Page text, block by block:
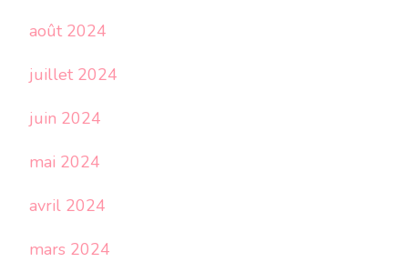
août 2024
juillet 2024
juin 2024
mai 2024
avril 2024
mars 2024